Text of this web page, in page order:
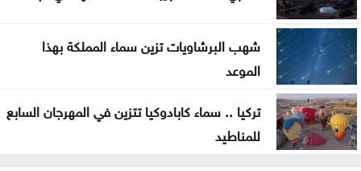
شهب البرشاويات تزين سماء المملكة بهذا
الموعد
تركيا .. سماء كابادوكيا تتزين في المهرجان السابع
للمناطيد